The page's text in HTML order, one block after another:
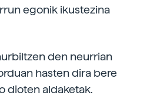
egonik ikustezina
den neurrian
hasten dira bere
dioten aldaketak.